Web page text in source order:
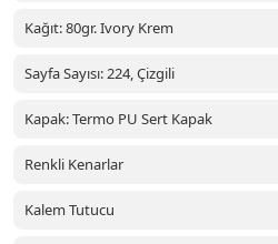
Kağıt: 80gr. Ivory Krem
Sayfa Sayısı: 224, Çizgili
Kapak: Termo PU Sert Kapak
Renkli Kenarlar
Kalem Tutucu